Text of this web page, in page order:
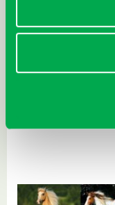
Sprievodca po